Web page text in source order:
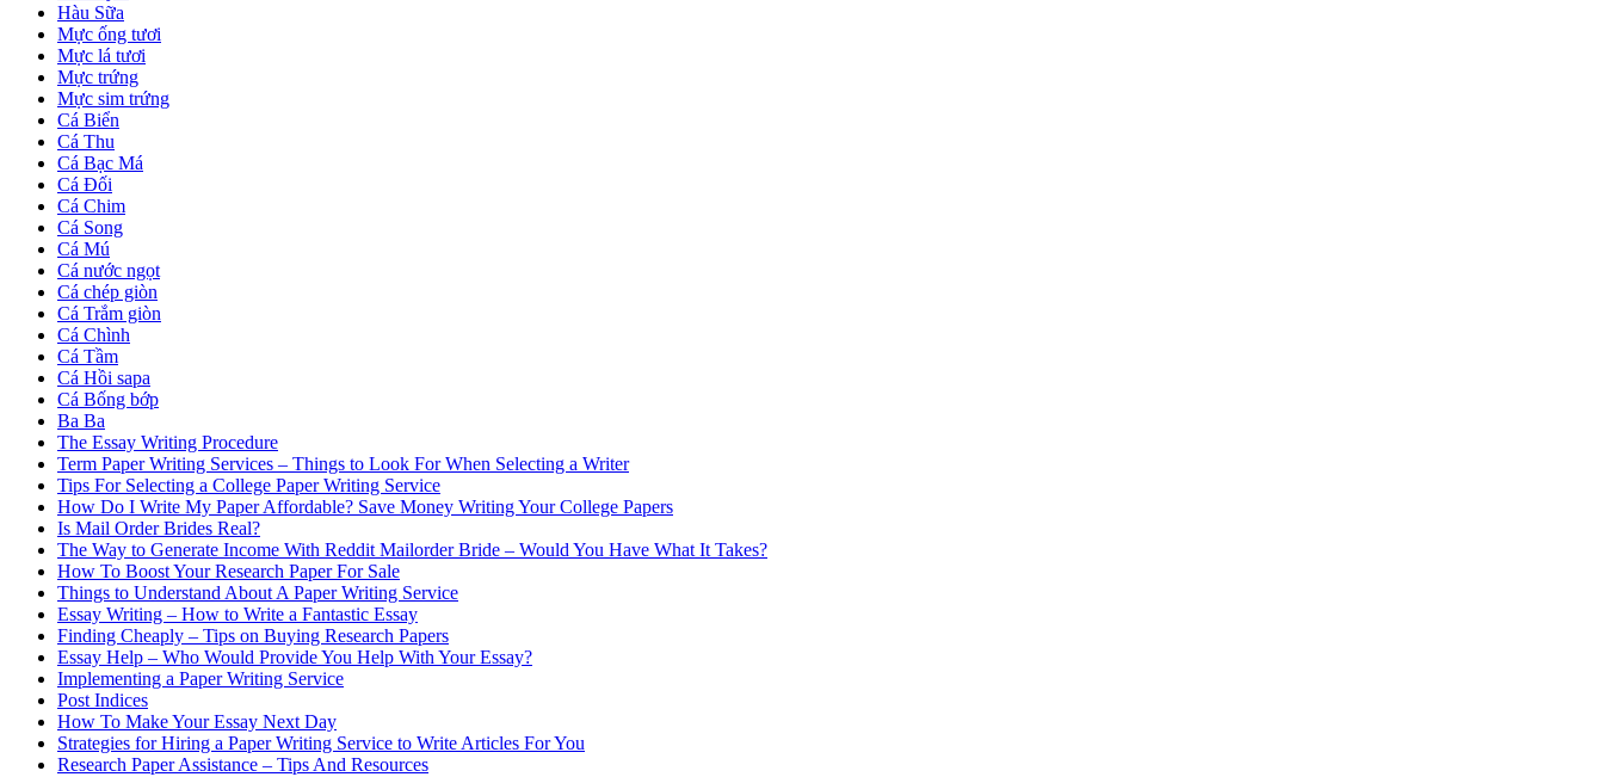
Hàu Sữa
Mực ống tươi
Mực lá tươi
Mực trứng
Mực sim trứng
Cá Biển
Cá Thu
Cá Bạc Má
Cá Đối
Cá Chim
Cá Song
Cá Mú
Cá nước ngọt
Cá chép giòn
Cá Trắm giòn
Cá Chình
Cá Tầm
Cá Hồi sapa
Cá Bống bớp
Ba Ba
The Essay Writing Procedure
Term Paper Writing Services – Things to Look For When Selecting a Writer
Tips For Selecting a College Paper Writing Service
How Do I Write My Paper Affordable? Save Money Writing Your College Papers
Is Mail Order Brides Real?
The Way to Generate Income With Reddit Mailorder Bride – Would You Have What It Takes?
How To Boost Your Research Paper For Sale
Things to Understand About A Paper Writing Service
Essay Writing – How to Write a Fantastic Essay
Finding Cheaply – Tips on Buying Research Papers
Essay Help – Who Would Provide You Help With Your Essay?
Implementing a Paper Writing Service
Post Indices
How To Make Your Essay Next Day
Strategies for Hiring a Paper Writing Service to Write Articles For You
Research Paper Assistance – Tips And Resources